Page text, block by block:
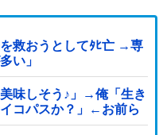
救おうとしてﾀﾋ亡 →専
い」
味しそう♪」→俺「生き
コパスか？」←お前ら